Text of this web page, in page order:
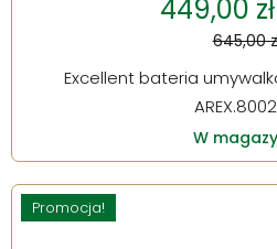
449,00
645,00
Excellent bateria
W
Promocja!